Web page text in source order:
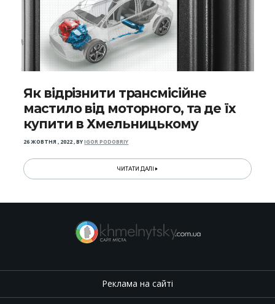
Як відрізнити трансмісійне
мастило від моторного, та де їх
купити в Хмельницькому
26 ЖОВТНЯ , 2022,BYIGOR PODOBRIY
ЧИТАТИ ДАЛІ
Реклама на сайті